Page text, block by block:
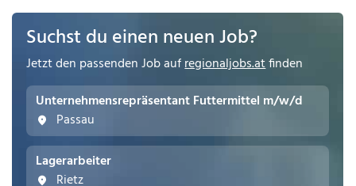
Suchst du einen neuen Job?
Jetzt den passenden Job aufregionaljobs.atfinden
Unternehmensrepräsentant Futtermittel m/w/d
Passau
Lagerarbeiter
Rietz